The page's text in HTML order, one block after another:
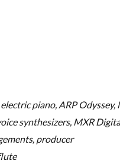
piano, ARP
synthesizers, MXR
producer